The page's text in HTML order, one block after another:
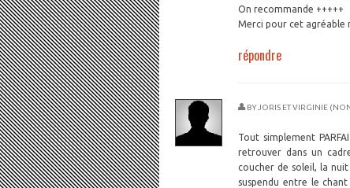
On recommande +++++
Merci pour cet agréable
répondre
BY JORIS ET VIRGINIE
Tout simplement
retrouver dans un
coucher de soleil, la
suspendu entre le